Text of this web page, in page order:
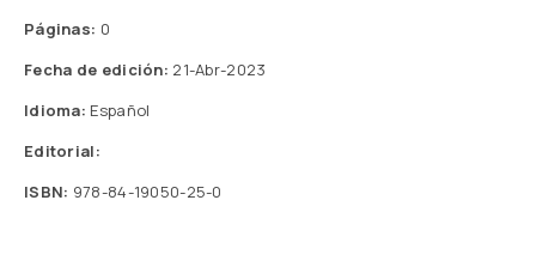
Páginas: 0
Fecha de edición: 21-Abr-2023
Idioma: Español
Editorial:
ISBN: 978-84-19050-25-0